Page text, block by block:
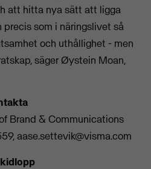
att hitta nya sätt att ligga
precis som i näringslivet så
och uthållighet - men
säger Øystein Moan,
Brand & Communications
aase.settevik@visma.com